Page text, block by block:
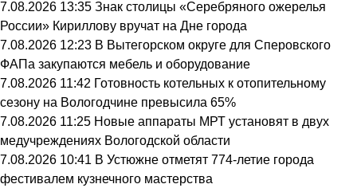
7.08.2026 13:35 Знак столицы «Серебряного ожерелья
России» Кириллову вручат на Дне города
7.08.2026 12:23 В Вытегорском округе для Сперовского
ФАПа закупаются мебель и оборудование
7.08.2026 11:42 Готовность котельных к отопительному
сезону на Вологодчине превысила 65%
7.08.2026 11:25 Новые аппараты МРТ установят в двух
медучреждениях Вологодской области
7.08.2026 10:41 В Устюжне отметят 774-летие города
фестивалем кузнечного мастерства